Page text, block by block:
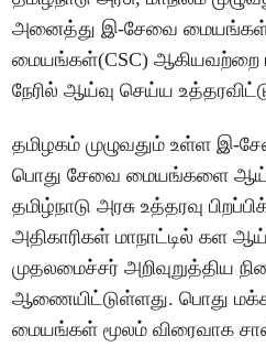
அனைத்து இ-சேவை மையங்கள்
மையங்கள்(CSC) ஆகியவற்றை
நேரில் ஆய்வு செய்ய
தமிழகம் முழுவதும் உள்ள இ-
பொது சேவை மையங்களை
தமிழ்நாடு அரசு உத்தரவு
அதிகாரிகள் மாநாட்டில் கள
முதலமைச்சர் அறிவுறுத்திய
ஆணையிட்டுள்ளது. பொது
மையங்கள் மூலம் விரைவாக